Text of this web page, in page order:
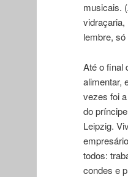
musicais.
vidraçaria,
lembre,
Até o final
alimentar,
vezes foi
do
Leipzig.
todos:
condes e